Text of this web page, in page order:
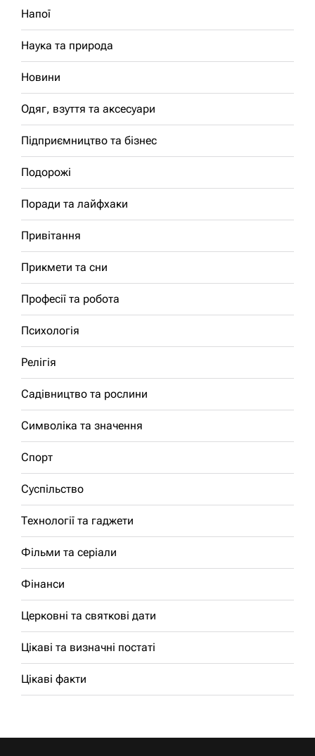
Напої
Наука та природа
Новини
Одяг, взуття та аксесуари
Підприємництво та бізнес
Подорожі
Поради та лайфхаки
Привітання
Прикмети та сни
Професії та робота
Психологія
Релігія
Садівництво та рослини
Символіка та значення
Спорт
Суспільство
Технології та гаджети
Фільми та серіали
Фінанси
Церковні та святкові дати
Цікаві та визначні постаті
Цікаві факти